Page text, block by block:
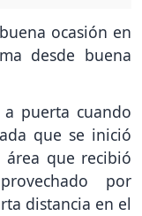
ocasión en
desde buena
puerta cuando
que se inició
que recibió
por
distancia en el